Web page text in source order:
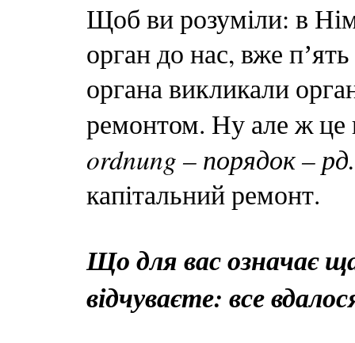
Щоб ви розуміли: в
орган до нас, вже
органа викликали
ремонтом. Ну але ж це
ordnung – порядок – рд.
капітальний ремонт.
Що для вас означає
відчуваєте: все